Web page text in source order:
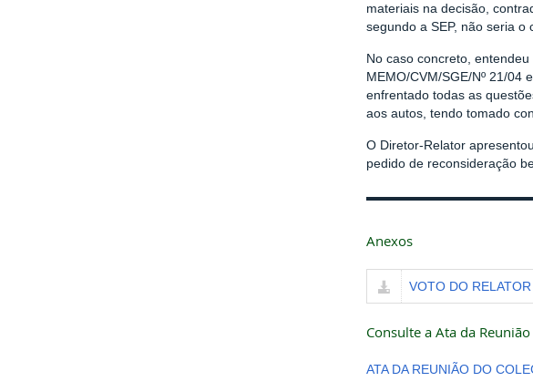
materiais na decisão,
segundo a SEP, não seria o
No caso concreto,
MEMO/CVM/SGE/Nº 21/04
enfrentado todas as
aos autos, tendo tomado
O Diretor-Relator
pedido de reconsideração
Anexos
VOTO DO RELATOR
Consulte a Ata da
ATA DA REUNIÃO DO